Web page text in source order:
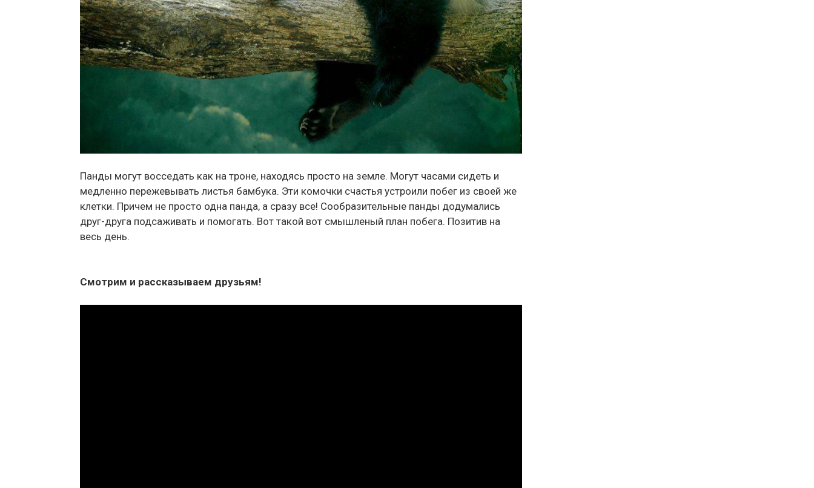
Панды могут восседать как на троне, находясь просто на земле. Могут часами сидеть и
медленно пережевывать листья бамбука. Эти комочки счастья устроили побег из своей же
клетки. Причем не просто одна панда, а сразу все! Сообразительные панды додумались
друг-друга подсаживать и помогать. Вот такой вот смышленый план побега. Позитив на
весь день.
Смотрим и рассказываем друзьям!